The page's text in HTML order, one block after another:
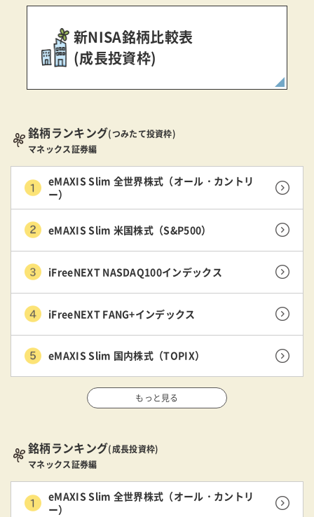
新NISA銘柄比較表
(成長投資枠)
銘柄ランキング(つみたて投資枠)
マネックス証券編
eMAXIS Slim 全世界株式（オール・カントリ
ー）
eMAXIS Slim 米国株式（S&P500）
iFreeNEXT NASDAQ100インデックス
iFreeNEXT FANG+インデックス
eMAXIS Slim 国内株式（TOPIX）
もっと見る
銘柄ランキング(成長投資枠)
マネックス証券編
eMAXIS Slim 全世界株式（オール・カントリ
ー）